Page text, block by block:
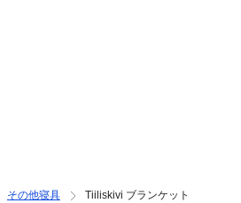
その他寝具 Tiiliskivi ブランケット